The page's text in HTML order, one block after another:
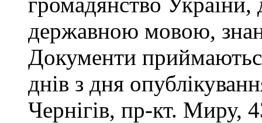
державною мовою,
Документи
днів з дня
Чернігів, пр-кт. Миру,